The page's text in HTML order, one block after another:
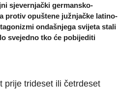
sjevernjački germansko-
protiv opuštene južnjačke latino-
ondašnjega svijeta stali
svejedno tko će pobijediti
prije trideset ili četrdeset